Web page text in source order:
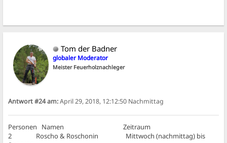
Tom der Badner
globaler Moderator
Meister Feuerholznachleger
Antwort #24 am:April 29, 2018, 12:12:50 Nachmittag
Personen Namen Zeitraum
2 Roscho & Roschonin Mittwoch (nachmittag) bis